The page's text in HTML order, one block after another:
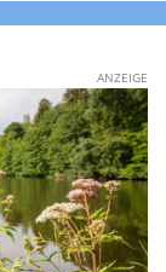
ANZEIGE